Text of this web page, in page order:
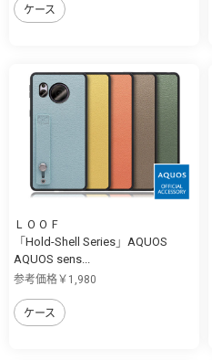
ケース
ＬＯＯＦ
「Hold-Shell Series」AQUOS
AQUOS sens...
参考価格￥1,980
ケース